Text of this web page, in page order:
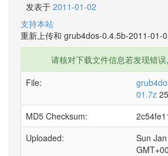
发表于 2011-01-02
支持本站
重新上传和 grub4dos-0.4.5b-2011-01-
请核对下载文件信息若发现错
File:
01.7z
MD5 Checksum:
Uploaded:
Sun